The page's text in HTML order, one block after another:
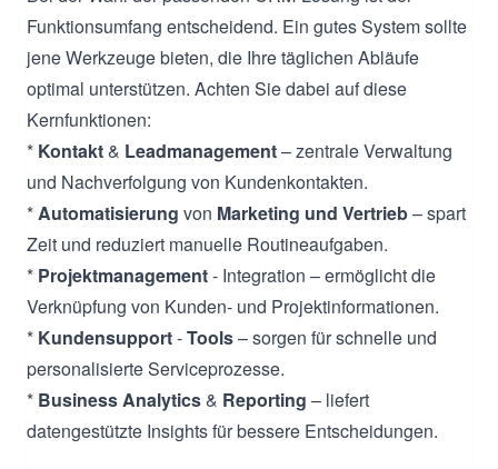
Funktionsumfang entscheidend. Ein gutes System sollte
jene Werkzeuge bieten, die Ihre täglichen Abläufe
optimal unterstützen. Achten Sie dabei auf diese
Kernfunktionen:
* Kontakt& Leadmanagement– zentrale Verwaltung
und Nachverfolgung von Kundenkontakten.
*Automatisierung von Marketing und Vertrieb– spart
Zeit und reduziert manuelle Routineaufgaben.
* Projektmanagement- Integration – ermöglicht die
Verknüpfung von Kunden- und Projektinformationen.
* Kundensupport-Tools– sorgen für schnelle und
personalisierte Serviceprozesse.
* Business Analytics& Reporting – liefert
datengestützte Insights für bessere Entscheidungen.